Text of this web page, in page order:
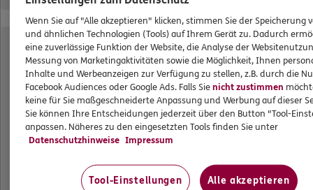
Schaden melden
Erstkontaktinformationen
EU-Offenlegungsvereinbarung
Datenverarbeitung
Das könnte Sie auch interessieren
Unsere Agentur
Wenn Sie auf "Alle akzeptieren" klicken, stimmen Sie der Speicherung
und ähnlichen Technologien (Tools) auf Ihrem Gerät zu. Dadurch
eine zuverlässige Funktion der Website, die Analyse der
Messung von Marketingaktivitäten sowie die Möglichkeit, Ihnen
Inhalte und Werbeanzeigen zur Verfügung zu stellen, z.B. durch die
Facebook Audiences oder Google Ads. Falls Sienicht zustimmen
keine für Sie maßgeschneiderte Anpassung und Werbung auf dieser
Sie können Ihre Entscheidungen jederzeit über den Button "Tool-
anpassen. Näheres zu den eingesetzten Tools finden Sie unter
Datenschutzhinweise Impressum
Tool-Einstellungen Alle akzeptieren